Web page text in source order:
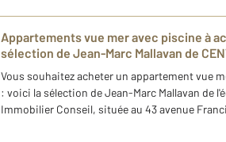
Appartements vue mer avec piscine à
sélection de Jean-Marc Mallavan de
Vous souhaitez acheter un appartement vue
: voici ​la sélection de Jean-Marc Mallavan de
Immobilier Conseil, située au 43 avenue